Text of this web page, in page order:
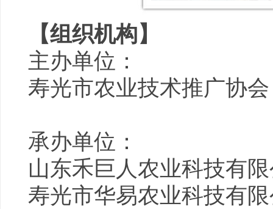
【组织机构】
主办单位：
寿光市农业技术推广协会
承办单位：
山东禾巨人农业科技有
寿光市华易农业科技有